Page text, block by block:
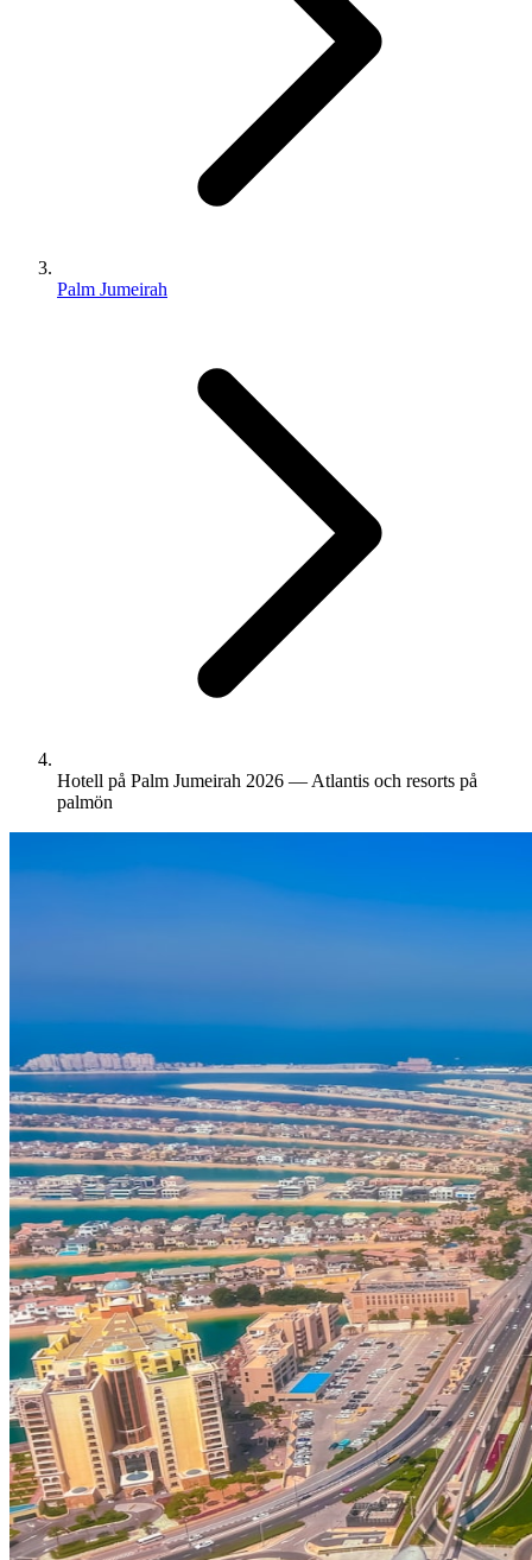
Palm Jumeirah
Hotell på Palm Jumeirah 2026 — Atlantis och resorts på
palmön